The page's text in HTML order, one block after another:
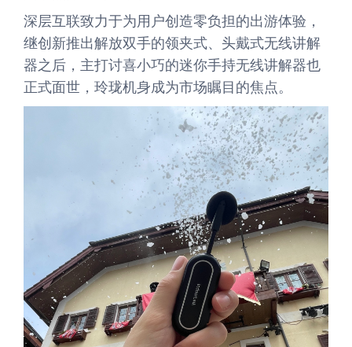
深层互联致力于为用户创造零负担的出游体验，
继创新推出解放双手的领夹式、头戴式无线讲解
器之后，主打讨喜小巧的迷你手持无线讲解器也
正式面世，玲珑机身成为市场瞩目的焦点。